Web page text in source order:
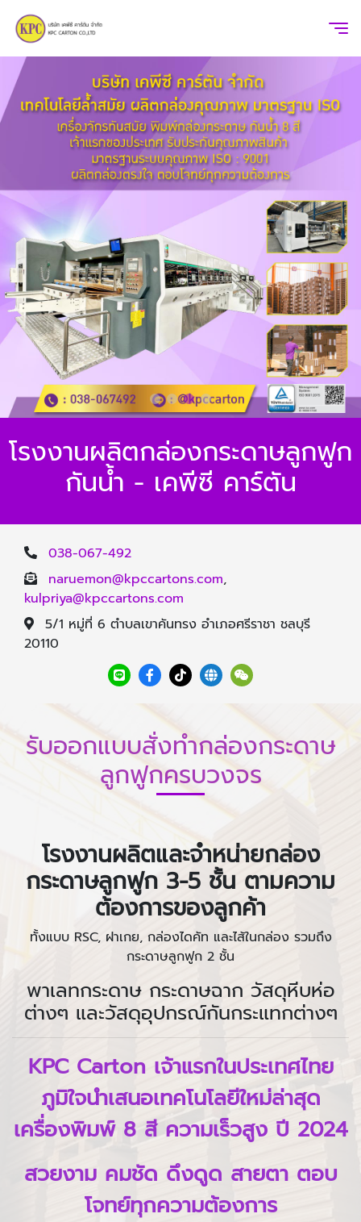
โรงงานผลิตกล่องกระดาษลูกฟูก
กันน้ำ - เคพีซี คาร์ตัน
038-067-492
naruemon@kpccartons.com,
kulpriya@kpccartons.com
5/1 หมู่ที่ 6 ตำบลเขาคันทรง อำเภอศรีราชา ชลบุรี
20110
รับออกแบบสั่งทำกล่องกระดาษ
ลูกฟูกครบวงจร
โรงงานผลิตและจำหน่ายกล่อง
กระดาษลูกฟูก 3-5 ชั้น ตามความ
ต้องการของลูกค้า
ทั้งแบบ RSC, ฝาเกย, กล่องไดคัท และไส้ในกล่อง รวมถึง
กระดาษลูกฟูก 2 ชั้น
พาเลทกระดาษ กระดาษฉาก วัสดุหีบห่อ
ต่างๆ และวัสดุอุปกรณ์กันกระแทกต่างๆ
KPC Carton เจ้าแรกในประเทศไทย
ภูมิใจนำเสนอเทคโนโลยีใหม่ล่าสุด
เครื่องพิมพ์ 8 สี ความเร็วสูง ปี 2024
สวยงาม คมชัด ดึงดูด สายตา ตอบ
โจทย์ทุกความต้องการ